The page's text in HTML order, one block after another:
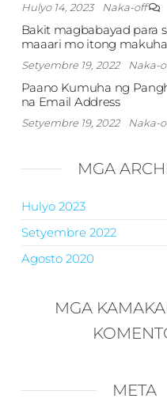
Hulyo 14, 2023 Naka-off
Bakit magbabayad para
maaari mo itong
Setyembre 19, 2022 Naka-
Paano Kumuha ng
na Email Address
Setyembre 19, 2022 Naka-
MGA
Hulyo 2023
Setyembre 2022
Agosto 2020
MGA
META